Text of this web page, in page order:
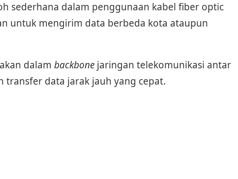
sederhana dalam penggunaan kabel fiber optic
untuk mengirim data berbeda kota ataupun
dalam backbonejaringan telekomunikasi antar
transfer data jarak jauh yang cepat.